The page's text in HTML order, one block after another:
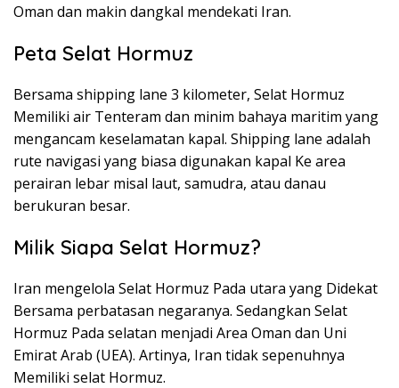
Oman dan makin dangkal mendekati Iran.
Peta Selat Hormuz
Bersama shipping lane 3 kilometer, Selat Hormuz
Memiliki air Tenteram dan minim bahaya maritim yang
mengancam keselamatan kapal. Shipping lane adalah
rute navigasi yang biasa digunakan kapal Ke area
perairan lebar misal laut, samudra, atau danau
berukuran besar.
Milik Siapa Selat Hormuz?
Iran mengelola Selat Hormuz Pada utara yang Didekat
Bersama perbatasan negaranya. Sedangkan Selat
Hormuz Pada selatan menjadi Area Oman dan Uni
Emirat Arab (UEA). Artinya, Iran tidak sepenuhnya
Memiliki selat Hormuz.